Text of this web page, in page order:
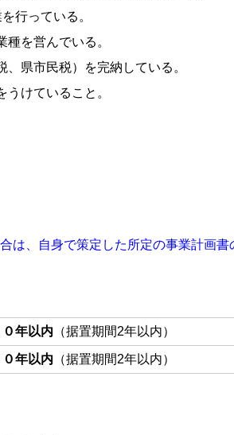
行っている。
種を営んでいる。
県市民税）を完納している。
けていること。
は、自身で策定した所定の事業計画書
０年以内 （据置期間2年以内）
０年以内 （据置期間2年以内）